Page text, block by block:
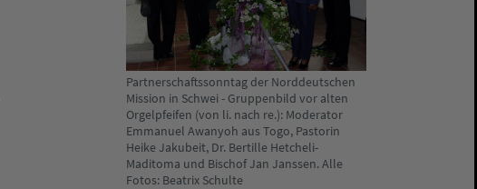
Partnerschaftssonntag der Norddeutschen
Mission in Schwei - Gruppenbild vor alten
Orgelpfeifen (von li. nach re.): Moderator
Emmanuel Awanyoh aus Togo, Pastorin
Heike Jakubeit, Dr. Bertille Hetcheli-
Maditoma und Bischof Jan Janssen. Alle
Fotos: Beatrix Schulte